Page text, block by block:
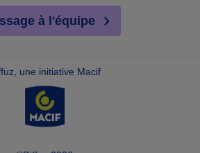
à l'équipe
une initiative Macif